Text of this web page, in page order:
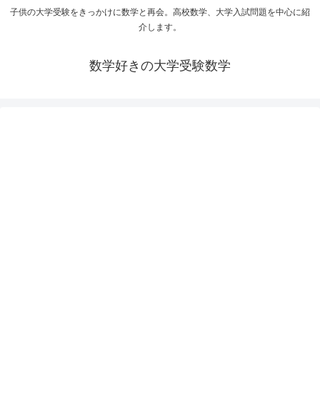
子供の大学受験をきっかけに数学と再会。高校数学、大学入試問題を中心に紹
介します。
数学好きの大学受験数学